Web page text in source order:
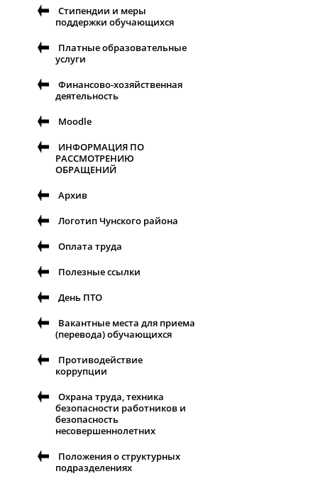
Стипендии и меры
поддержки обучающихся
Платные образовательные
услуги
Финансово-хозяйственная
деятельность
Moodle
ИНФОРМАЦИЯ ПО
РАССМОТРЕНИЮ
ОБРАЩЕНИЙ
Архив
Логотип Чунского района
Оплата труда
Полезные ссылки
День ПТО
Вакантные места для приема
(перевода) обучающихся
Противодействие
коррупции
Охрана труда, техника
безопасности работников и
безопасность
несовершеннолетних
Положения о структурных
подразделениях